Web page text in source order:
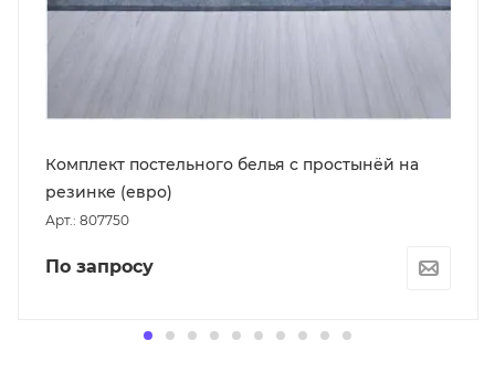
Комплект постельного белья с простынёй на
резинке (евро)
Арт.: 807750
По запросу